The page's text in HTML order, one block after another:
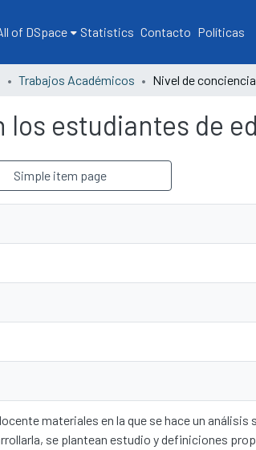
of DSpace Statistics Contacto Políticas
Trabajos Académicos
estudiantes de
Simple item page
materiales en la que se hace un análisis
se plantean estudio y definiciones